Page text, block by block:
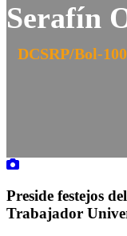
Serafín
DCSRP/Bol-
Preside festejos
Trabajador